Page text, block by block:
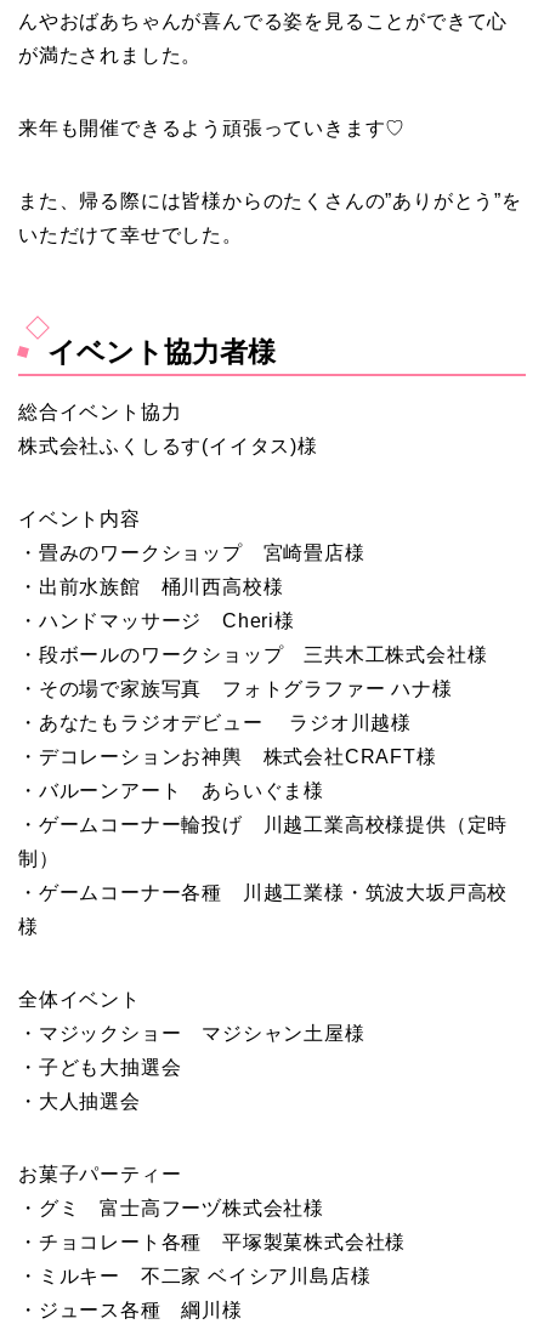
んやおばあちゃんが喜んでる姿を見ることができて心
が満たされました。
来年も開催できるよう頑張っていきます♡
また、帰る際には皆様からのたくさんの”ありがとう”を
いただけて幸せでした。
イベント協力者様
総合イベント協力
株式会社ふくしるす(イイタス)様
イベント内容
・畳みのワークショップ 宮崎畳店様
・出前水族館 桶川西高校様
・ハンドマッサージ Cheri様
・段ボールのワークショップ 三共木工株式会社様
・その場で家族写真 フォトグラファー ハナ様
・あなたもラジオデビュー ラジオ川越様
・デコレーションお神輿 株式会社CRAFT様
・バルーンアート あらいぐま様
・ゲームコーナー輪投げ 川越工業高校様提供（定時
制）
・ゲームコーナー各種 川越工業様・筑波大坂戸高校
様
全体イベント
・マジックショー マジシャン土屋様
・子ども大抽選会
・大人抽選会
お菓子パーティー
・グミ 富士高フーヅ株式会社様
・チョコレート各種 平塚製菓株式会社様
・ミルキー 不二家 ベイシア川島店様
・ジュース各種 綱川様